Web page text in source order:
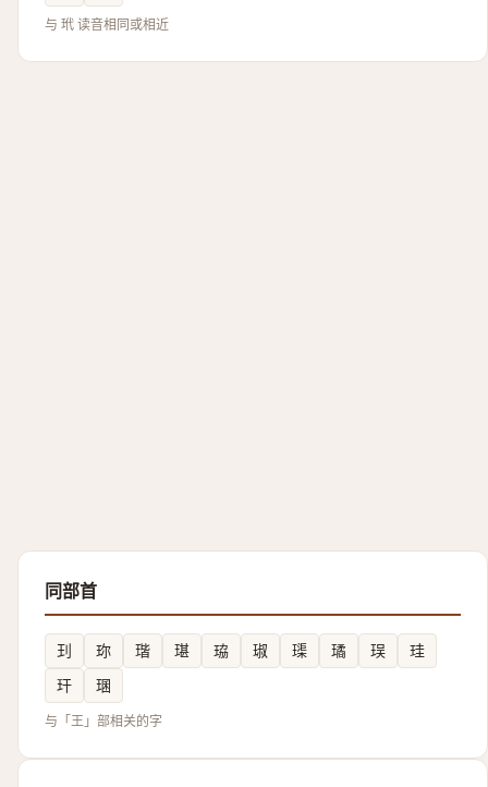
与 玳 读音相同或相近
同部首
㺫 珎 瑎 㻣 珕 琡 璖 璚 㻍
珪
玕
㻒
与「王」部相关的字